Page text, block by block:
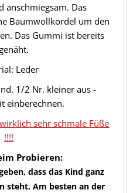
anschmiegsam. Das
Baumwollkordel um den
Das Gummi ist bereits
Leder
1/2 Nr. kleiner aus -
einberechnen.
sehr schmale Füße
!!!!
Probieren:
dass das Kind ganz
steht. Am besten an der